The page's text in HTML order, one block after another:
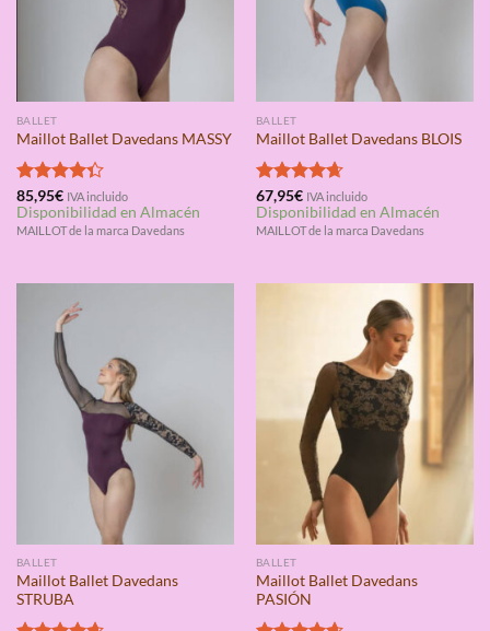
BALLET
Maillot Ballet Davedans MASSY
Valorado
con4.33
de 5
85,95€ IVA incluido
Disponibilidad en Almacén
MAILLOT de la marca Davedans
BALLET
Maillot Ballet Davedans BLOIS
Valorado
con4.67
de 5
67,95€ IVA incluido
Disponibilidad en Almacén
MAILLOT de la marca Davedans
BALLET
Maillot Ballet Davedans
STRUBA
BALLET
Maillot Ballet Davedans
PASIÓN